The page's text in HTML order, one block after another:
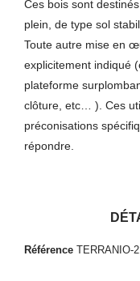
Ces bois sont
plein, de type sol
Toute autre mise en
explicitement indiqué
plateforme
clôture, etc… ). Ces
préconisations
répondre.
Référence TERRANIO-